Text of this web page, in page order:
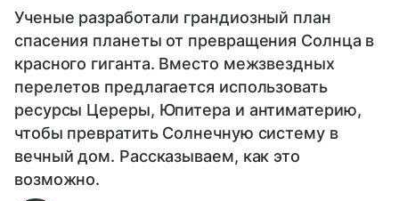
Ученые разработали грандиозный план
спасения планеты от превращения Солнца в
красного гиганта. Вместо межзвездных
перелетов предлагается использовать
ресурсы Цереры, Юпитера и антиматерию,
чтобы превратить Солнечную систему в
вечный дом. Рассказываем, как это
возможно.